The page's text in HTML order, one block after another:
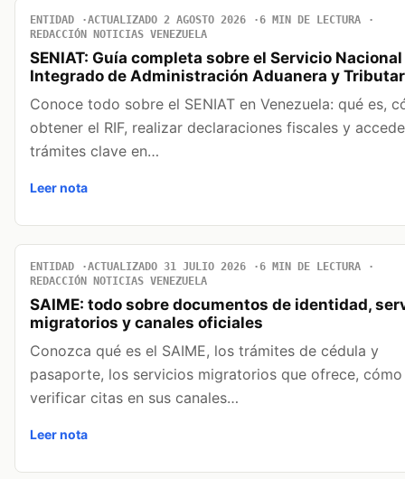
ENTIDAD ACTUALIZADO 2 AGOSTO 2026
6 MIN DE LECTURA
REDACCIÓN NOTICIAS VENEZUELA
SENIAT: Guía completa sobre el Servicio Nacional
Integrado de Administración Aduanera y
Conoce todo sobre el SENIAT en Venezuela: qué es,
obtener el RIF, realizar declaraciones fiscales y
trámites clave en…
Leer nota
ENTIDAD ACTUALIZADO 31 JULIO 2026
6 MIN DE LECTURA
REDACCIÓN NOTICIAS VENEZUELA
SAIME: todo sobre documentos de identidad,
migratorios y canales oficiales
Conozca qué es el SAIME, los trámites de cédula y
pasaporte, los servicios migratorios que ofrece, cómo
verificar citas en sus canales…
Leer nota